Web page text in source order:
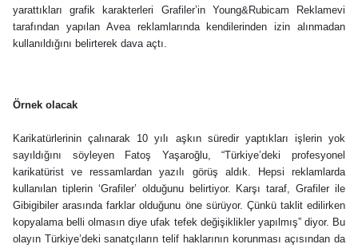
yarattıkları grafik karakterleri Grafiler’in Young&Rubicam Reklamevi
tarafından yapılan Avea reklamlarında kendilerinden izin alınmadan
kullanıldığını belirterek dava açtı.
Örnek olacak
Karikatürlerinin çalınarak 10 yılı aşkın süredir yaptıkları işlerin yok
sayıldığını söyleyen Fatoş Yaşaroğlu, “Türkiye’deki profesyonel
karikatürist ve ressamlardan yazılı görüş aldık. Hepsi reklamlarda
kullanılan tiplerin ‘Grafiler’ olduğunu belirtiyor. Karşı taraf, Grafiler ile
Gibigibiler arasında farklar olduğunu öne sürüyor. Çünkü taklit edilirken
kopyalama belli olmasın diye ufak tefek değişiklikler yapılmış” diyor. Bu
olayın Türkiye’deki sanatçıların telif haklarının korunması açısından da